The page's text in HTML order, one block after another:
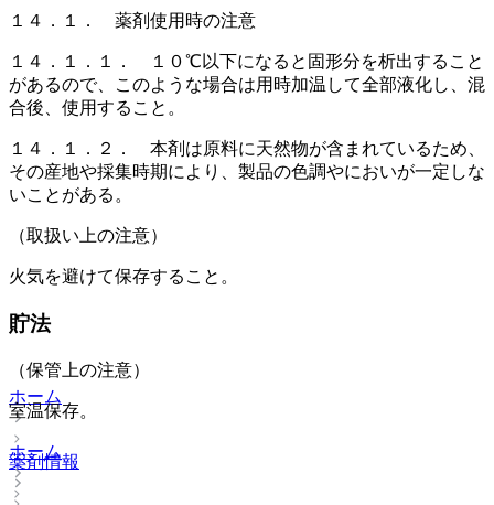
１４．１． 薬剤使用時の注意
１４．１．１． １０℃以下になると固形分を析出すること
があるので、このような場合は用時加温して全部液化し、混
合後、使用すること。
１４．１．２． 本剤は原料に天然物が含まれているため、
その産地や採集時期により、製品の色調やにおいが一定しな
いことがある。
（取扱い上の注意）
火気を避けて保存すること。
貯法
（保管上の注意）
室温保存。
ホーム
ホーム
薬剤情報